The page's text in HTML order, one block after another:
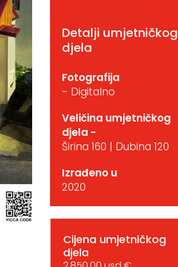
Detalji umjetničkog
djela
Fotografija
- Digitalno
Veličina umjetničkog
djela -
Širina 160 | Dubina 120
Izrađeno u
2020
Cijena umjetničkog
djela